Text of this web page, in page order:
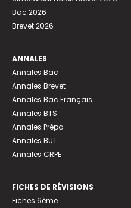
Bac 2026
Brevet 2026
ANNALES
Annales Bac
Annales Brevet
Annales Bac Français
Annales BTS
Annales Prépa
Annales BUT
Annales CRPE
FICHES DE RÉVISIONS
Fiches 6ème